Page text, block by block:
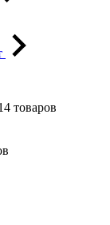
товаров